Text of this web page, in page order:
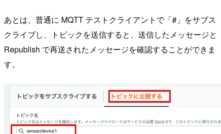
あとは、普通に MQTT テストクライアントで「#」をサブス
クライブし、トピックを送信すると、送信したメッセージと
Republish で再送されたメッセージを確認することができま
す。